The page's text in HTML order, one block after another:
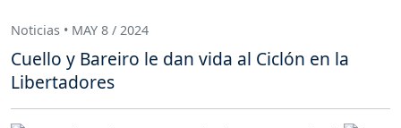
Noticias • MAY 8 / 2024
Cuello y Bareiro le dan vida al Ciclón en la
Libertadores